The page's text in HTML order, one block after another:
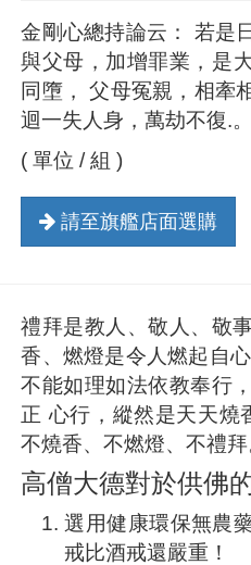
金剛心總持論云： 若是
與父母，加增罪業，是
同墮， 父母冤親，相牽
迴一失人身，萬劫不復.。
( 單位 / 組 )
請至旗艦店面選購
禮拜是教人、敬人、敬
香、燃燈是令人燃起自
不能如理如法依教奉行
正 心行，縱然是天天燒
不燒香、不燃燈、不禮拜
高僧大德對於供佛
選用健康環保無農
戒比酒戒還嚴重！